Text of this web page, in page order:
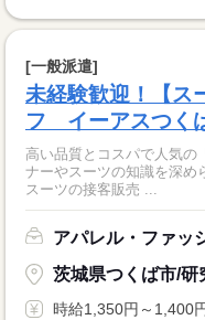
[一般派遣]
未経験歓迎！【ス
フ イーアスつく
高い品質とコスパで人気の
ナーやスーツの知識を深められます。 【仕事内
スーツの接客販売 ...
アパレル・ファッ
茨城県つくば市/研
時給1,350円～1,400